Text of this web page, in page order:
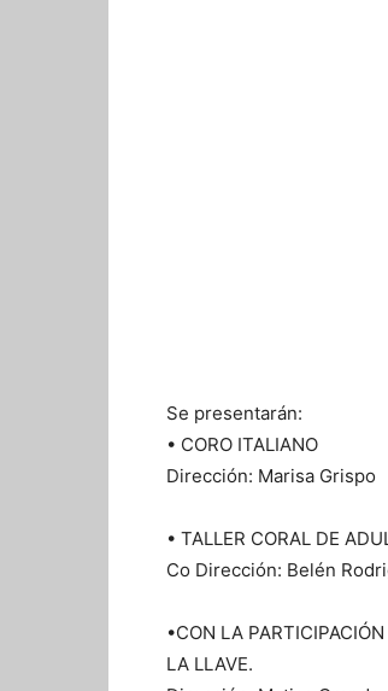
Se presentarán:
• CORO ITALIANO
Dirección: Marisa Grispo
• TALLER CORAL DE
Co Dirección: Belén
•CON LA
LA LLAVE.